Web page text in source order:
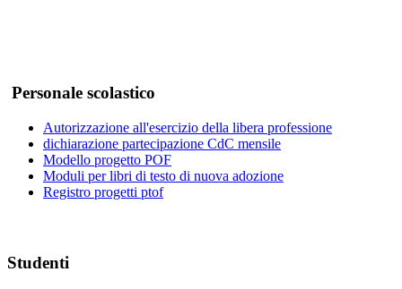
Personale scolastico
Autorizzazione all'esercizio della libera professione
dichiarazione partecipazione CdC mensile
Modello progetto POF
Moduli per libri di testo di nuova adozione
Registro progetti ptof
Studenti